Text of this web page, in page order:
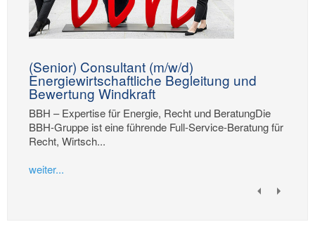
(Senior) Consultant (m/w/d)
Energiewirtschaftliche Begleitung und
Bewertung Windkraft
BBH – Expertise für Energie, Recht und BeratungDie
BBH-Gruppe ist eine führende Full-Service-Beratung für
Recht, Wirtsch...
weiter...